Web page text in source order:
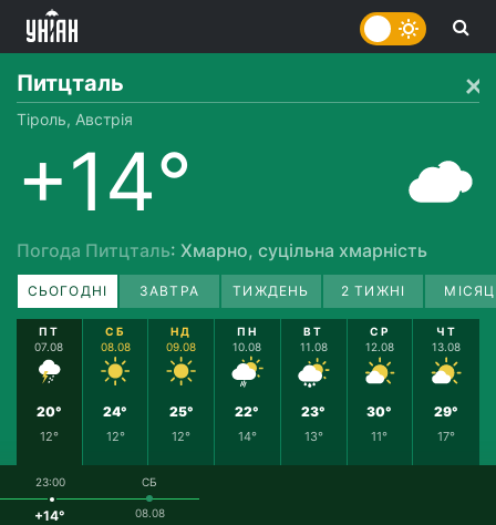
Питцталь
Тіроль, Австрія
+14°
Погода Питцталь: Хмарно, суцільна хмарність
СЬОГОДНІ ЗАВТРА ТИЖДЕНЬ 2 ТИЖНІ
ПТ
07.08
20°
12°
СБ
08.08
24°
12°
НД
09.08
25°
12°
ПН
10.08
22°
14°
ВТ
11.08
23°
13°
СР
12.08
30°
11°
ЧТ
13.08
29°
17°
23:00
+14°
СБ
08.08